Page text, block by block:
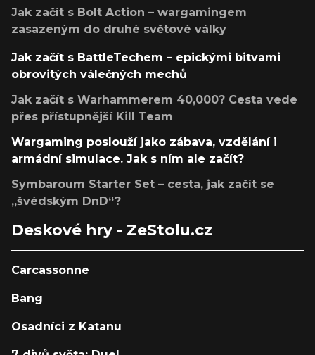
Jak začít s Bolt Action – wargamingem
zasazeným do druhé světové války
Jak začít s BattleTechem – epickými bitvami
obrovitých válečných mechů
Jak začít s Warhammerem 40,000? Cesta vede
přes přístupnější Kill Team
Wargaming poslouží jako zábava, vzdělání i
armádní simulace. Jak s ním ale začít?
Symbaroum Starter Set – cesta, jak začít se
„švédským DnD“?
Deskové hry - ZeStolu.cz
Carcassonne
Bang
Osadníci z Katanu